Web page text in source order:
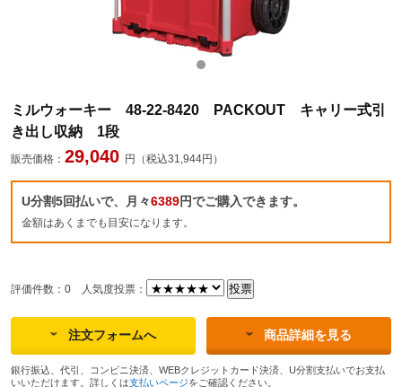
ミルウォーキー 48-22-8420 PACKOUT キャリー式引
き出し収納 1段
販売価格： 29,040 円（税込31,944円）
U分割5回払いで、月々6389円でご購入できます。
金額はあくまでも目安になります。
評価件数：0 人気度投票：
注文フォームへ 商品詳細を見る
銀行振込、代引、コンビニ決済、WEBクレジットカード決済、U分割支払いでお支払
いいただけます。詳しくは支払いページをご確認ください。